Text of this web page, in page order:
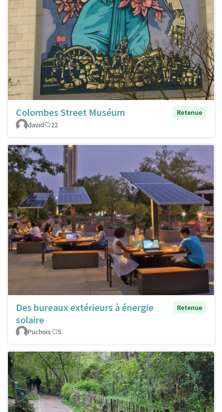
Colombes Street Muséum
Retenue
david
22
Des bureaux extérieurs à énergie
solaire
Retenue
Puchois 5